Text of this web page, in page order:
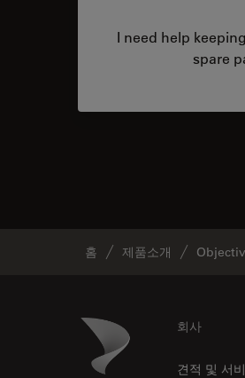
I need help
spare
홈 제품소개
Danaher Logo 회사
견적 및 서